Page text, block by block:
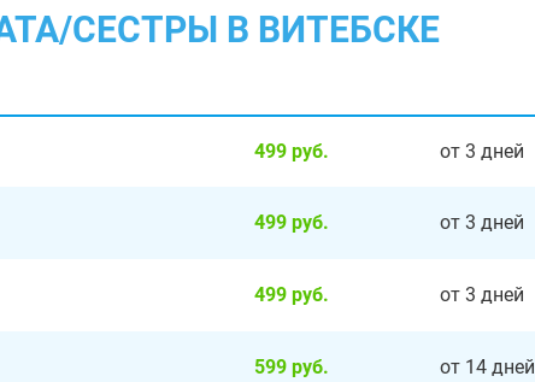
СЕСТРЫ В ВИТЕБСКЕ
499 руб. от 3 дней
499 руб. от 3 дней
499 руб. от 3 дней
599 руб. от 14 дней